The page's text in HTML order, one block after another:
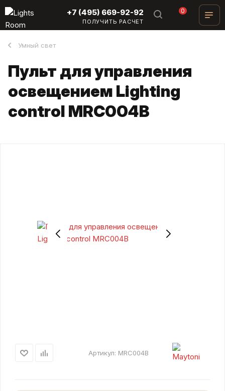
0
+7 (495) 669-92-92
ПОЛУЧИТЬ РАСЧЕТ
Умный свет
Пульт для управления
освещением Lighting
control MRC004B
Артикул: MRC004B